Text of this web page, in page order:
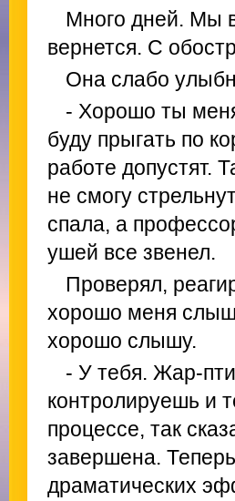
Много дней. Мы
вернется. С
Она слабо
- Хорошо ты
буду прыгать по
работе допустят.
не смогу
спала, а
ушей все звенел.
Проверял,
хорошо меня
хорошо слышу.
- У тебя. Жар-
контролируешь и
процессе, так
завершена.
драматических